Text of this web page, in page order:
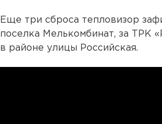
Еще три сброса тепловизор
поселка Мелькомбинат, за ТРК
в районе улицы Российская.